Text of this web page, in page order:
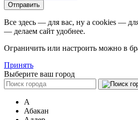
Все здесь — для вас, ну а cookies —
— делаем сайт удобнее.
Ограничить или настроить можно в
Принять
Выберите ваш город
А
Абакан